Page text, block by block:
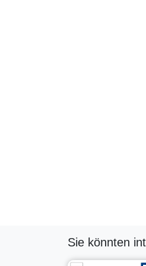
Sie könnten